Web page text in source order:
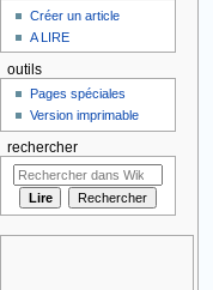
Créer un article
A LIRE
outils
Pages spéciales
Version imprimable
rechercher